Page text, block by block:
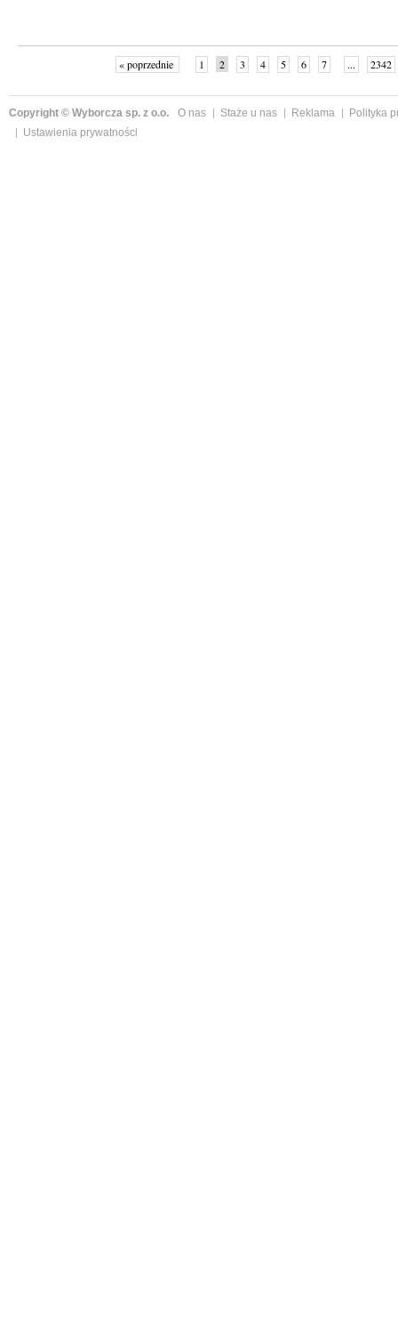
« poprzednie 1 2 3 4 5 6 7 ... 2342
Copyright © Wyborcza sp. z o.o. O nas Staże u nas Reklama
Polityka
Ustawienia prywatności